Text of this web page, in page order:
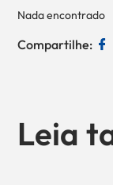
Nada encontrado
Compartilhe:
Leia